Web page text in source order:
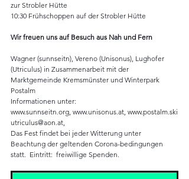
zur Strobler Hütte
10:30 Frühschoppen auf der Strobler Hütte
Wir freuen uns auf Besuch aus Nah und Fern
Wagner (sunnseitn), Vereno (Unisonus), Lughofer
(Utriculus) in Zusammenarbeit mit der
Marktgemeinde Kremsmünster und Winterpark
Postalm
Informationen unter:
www.sunnseitn.org, www.unisonus.at, www.postalm.ski
utriculus@aon.at,
Das Fest findet bei jeder Witterung unter
Beachtung der geltenden Corona-bedingungen
statt.  Eintritt:  freiwillige Spenden.